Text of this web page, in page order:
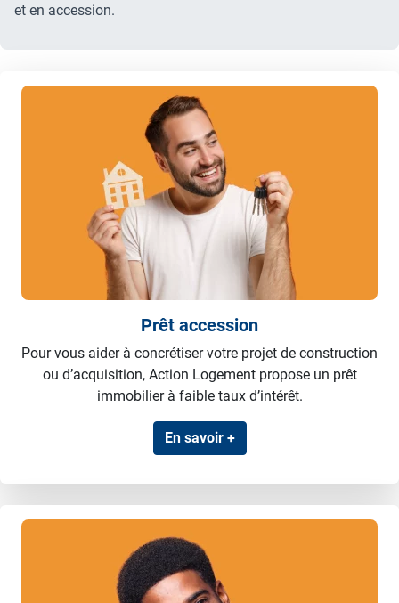
et en accession.
Prêt accession
Pour vous aider à concrétiser votre projet de construction
ou d’acquisition, Action Logement propose un prêt
immobilier à faible taux d’intérêt.
En savoir +